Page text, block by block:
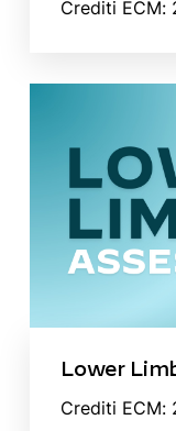
Crediti ECM:
Lower
Crediti ECM: